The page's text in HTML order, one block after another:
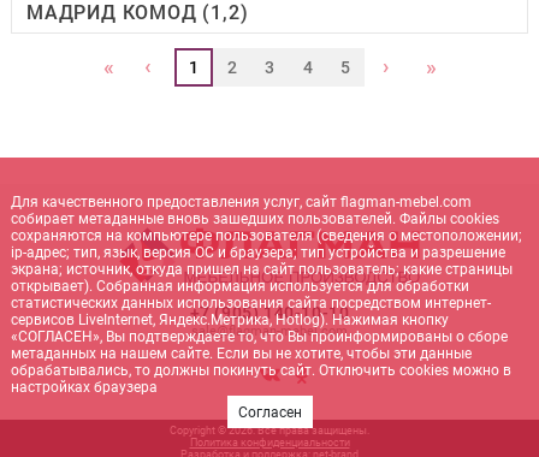
МАДРИД КОМОД (1,2)
« ‹ 1 2 3 4 5 › »
+7 (905) 140-10-10
sale@flagman-mebel.com
Copyright © 2026. Все права защищены.
Политика конфиденциальности
Разработка и поддержка: net- brand
Для качественного предоставления услуг, сайт flagman-mebel.com
собирает метаданные вновь зашедших пользователей. Файлы cookies
сохраняются на компьютере пользователя (сведения о местоположении;
ip-адрес; тип, язык, версия ОС и браузера; тип устройства и разрешение
экрана; источник, откуда пришел на сайт пользователь; какие страницы
открывает). Собранная информация используется для обработки
статистических данных использования сайта посредством интернет-
сервисов LiveInternet, Яндекс.Метрика, Hotlog). Нажимая кнопку
«СОГЛАСЕН», Вы подтверждаете то, что Вы проинформированы о сборе
метаданных на нашем сайте. Если вы не хотите, чтобы эти данные
обрабатывались, то должны покинуть сайт. Отключить cookies можно в
настройках браузера
Согласен